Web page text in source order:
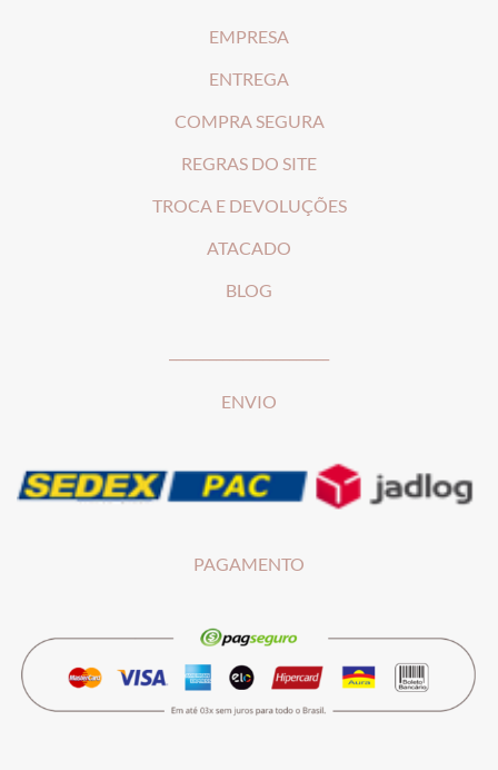
EMPRESA
ENTREGA
COMPRA SEGURA
REGRAS DO SITE
TROCA E DEVOLUÇÕES
ATACADO
BLOG
ENVIO
PAGAMENTO